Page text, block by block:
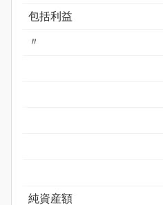
包括利益
〃
純資産額